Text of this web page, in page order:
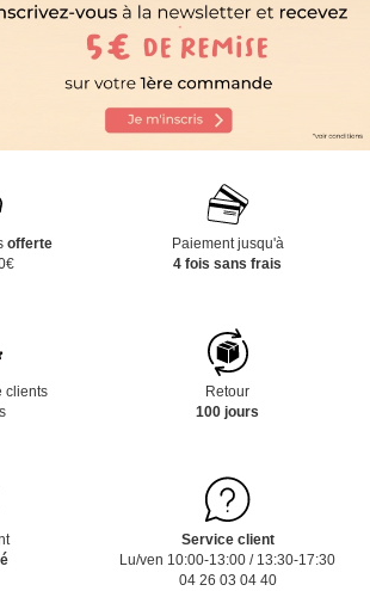
offerte
Paiement jusqu'à
4 fois sans frais
clients
Retour
100 jours
Service client
Lu/ven 10:00-13:00 / 13:30-17:30
04 26 03 04 40